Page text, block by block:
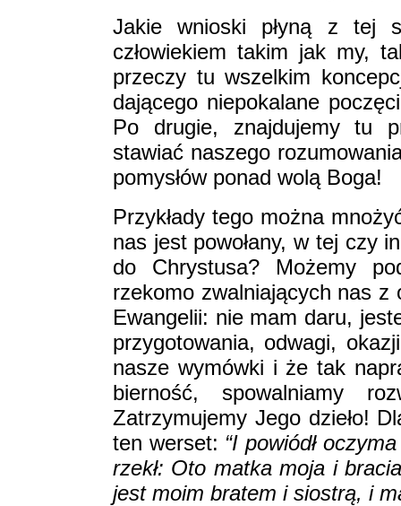
Jakie wnioski płyną z tej
człowiekiem takim jak my,
przeczy tu wszelkim
dającego niepokalane
Po drugie, znajdujemy tu
stawiać naszego
pomysłów ponad wolą Boga!
Przykłady tego można
nas jest powołany, w tej czy
do Chrystusa? Możemy
rzekomo zwalniających nas z
Ewangelii: nie mam daru,
przygotowania, odwagi,
nasze wymówki i że tak
bierność, spowalniamy
Zatrzymujemy Jego dzieło!
ten werset: “I powiódł
rzekł: Oto matka moja i
jest moim bratem i siostrą, i